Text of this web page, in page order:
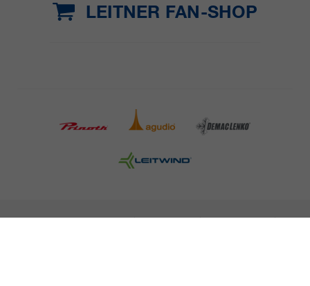
LEITNER FAN-SHOP